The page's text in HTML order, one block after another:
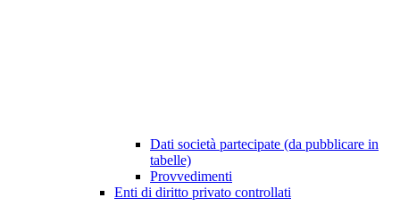
Dati società partecipate (da pubblicare in
tabelle)
Provvedimenti
Enti di diritto privato controllati